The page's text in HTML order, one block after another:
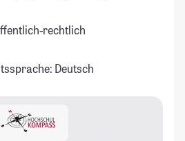
rechtlich
Deutsch